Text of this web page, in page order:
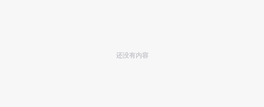
还没有内容